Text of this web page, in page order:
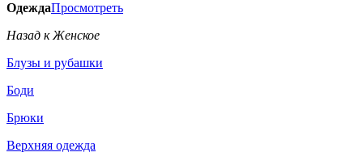
ОдеждаПросмотреть
Назад к Женское
Блузы и рубашки
Боди
Брюки
Верхняя одежда